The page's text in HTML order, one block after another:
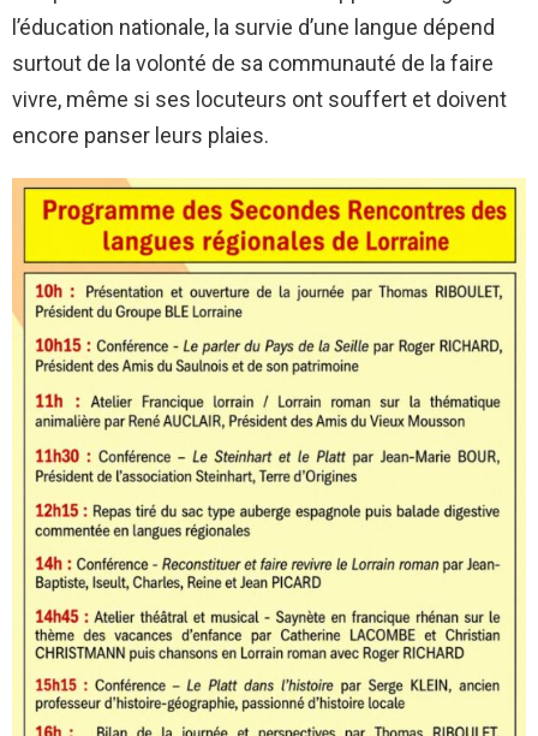
l’éducation nationale, la survie d’une langue dépend
surtout de la volonté de sa communauté de la faire
vivre, même si ses locuteurs ont souffert et doivent
encore panser leurs plaies.